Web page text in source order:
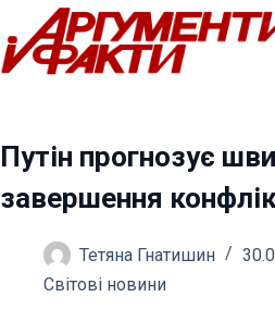
Перейти
до
вмісту
Путін прогнозує
завершення
Тетяна Гнатишин
Світові новини